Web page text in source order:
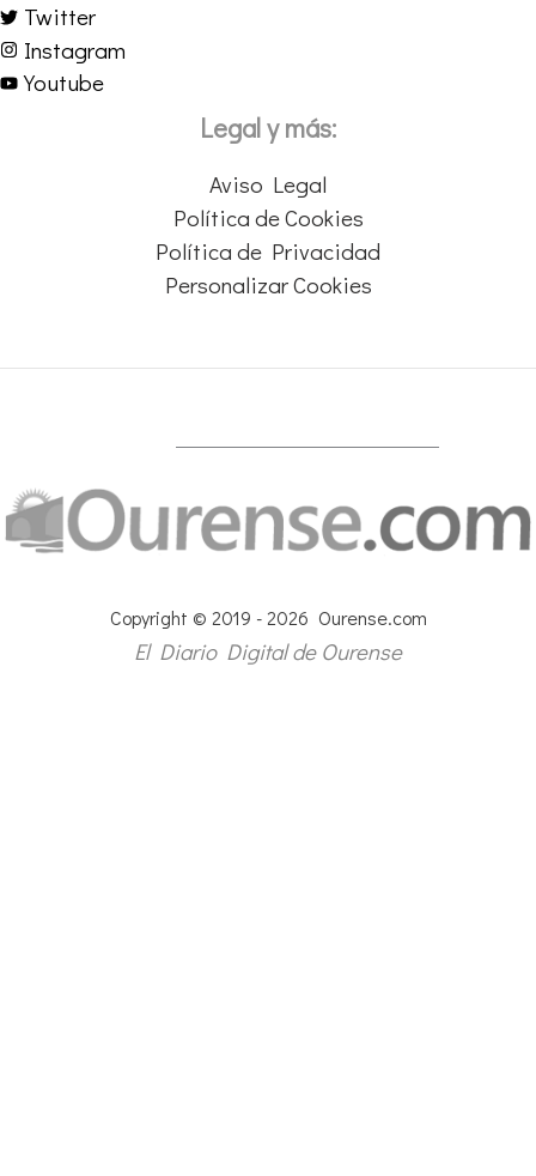
Twitter
Instagram
Youtube
Legal y más:
Aviso Legal
Política de Cookies
Política de Privacidad
Personalizar Cookies
Copyright © 2019 - 2026 Ourense.com
El Diario Digital de Ourense